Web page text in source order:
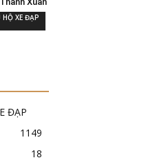
XE ĐẠP
ĐẠP
1149
18